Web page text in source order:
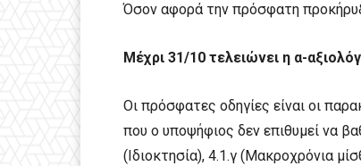
Όσον αφορά την πρόσφατη
Μέχρι 31/10 τελειώνει η α-
Οι πρόσφατες οδηγίες είναι οι
που ο υποψήφιος δεν επιθυμεί να
(Ιδιοκτησία), 4.1.γ (Μακροχρόνια